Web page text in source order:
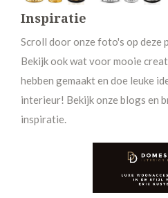
Inspiratie
Scroll door onze foto's op deze
Bekijk ook wat voor mooie
hebben gemaakt en doe leuke
interieur! Bekijk onze blogs en
inspiratie.